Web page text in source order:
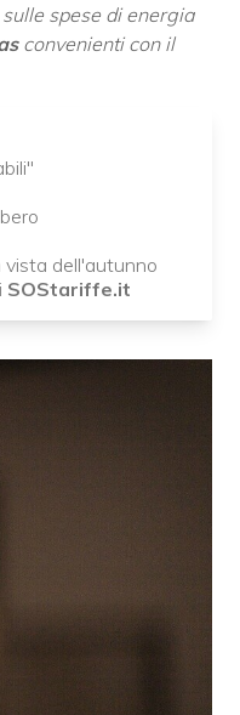
spese di energia
convenienti con il
vista dell'autunno
SOStariffe.it